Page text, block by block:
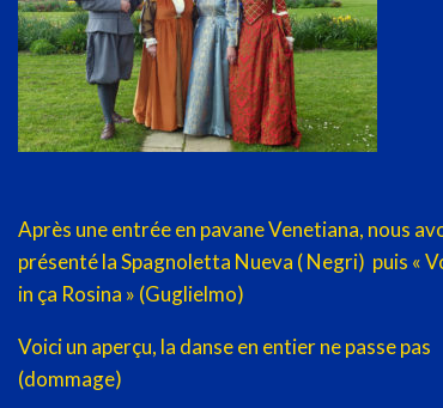
Après une entrée en pavane Venetiana, nous
présenté la Spagnoletta Nueva ( Negri) puis «
in ça Rosina » (Guglielmo)
Voici un aperçu, la danse en entier ne passe pas
(dommage)